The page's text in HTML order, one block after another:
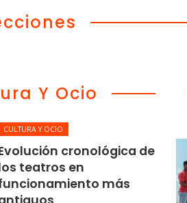
Y Ocio
CULTURA Y OCIO
cronológica de
teatros en
más